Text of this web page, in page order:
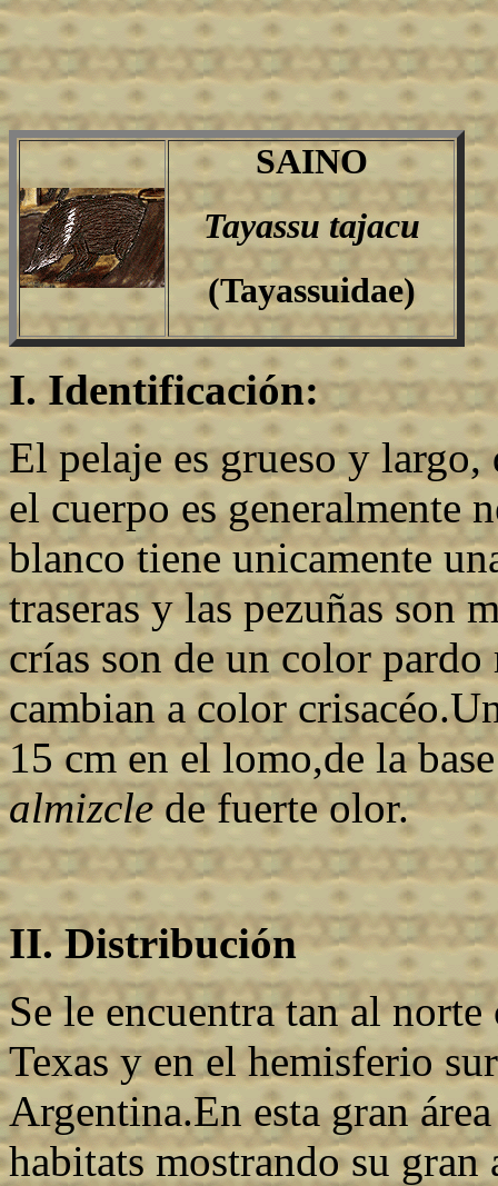
SAINO
Tayassu tajacu
(Tayassuidae)
I. Identificación:
El pelaje es grueso y
el cuerpo es generalmente
blanco tiene unicamente
traseras y las pezuñas son
crías son de un color
cambian a color
15 cm en el lomo,de la
almizclede fuerte olor.
II. Distribución
Se le encuentra tan al
Texas y en el hemisferio
Argentina.En esta gran
habitats mostrando su gran